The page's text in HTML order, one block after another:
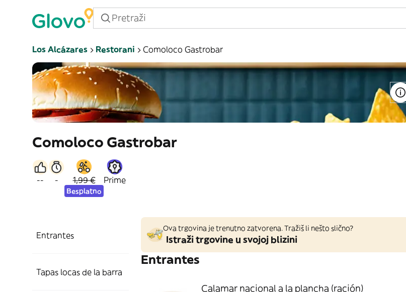
Los Alcázares Restorani Comoloco Gastrobar
Comoloco Gastrobar
-- - 1,99 €
Besplatno
Prime
Entrantes
Tapas locas de la barra
Ova trgovina je trenutno zatvorena. Tražiš li nešto slično?
Istraži trgovine u svojoj blizini
Entrantes
Calamar nacional a la plancha (ración)